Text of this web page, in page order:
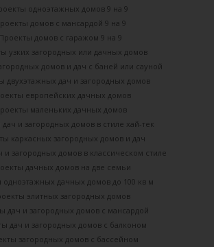
одноэтажных домов 9 на 9
домов с мансардой 9 на 9
Проекты домов с гаражом 9 на 9
узких загородных или дачных домов
домов и дач с баней или сауной
двухэтажных дач и загородных домов
европейских дачных домов
маленьких дачных домов
и загородных домов в стиле хай-тек
каркасных загородных домов и дач
и загородных домов в классическом стиле
дачных домов на две семьи
одноэтажных дачных домов до 100 кв м
элитных загородных домов
дач и загородных домов с мансардой
дач и загородных домов с балконом
загородных домов с бассейном